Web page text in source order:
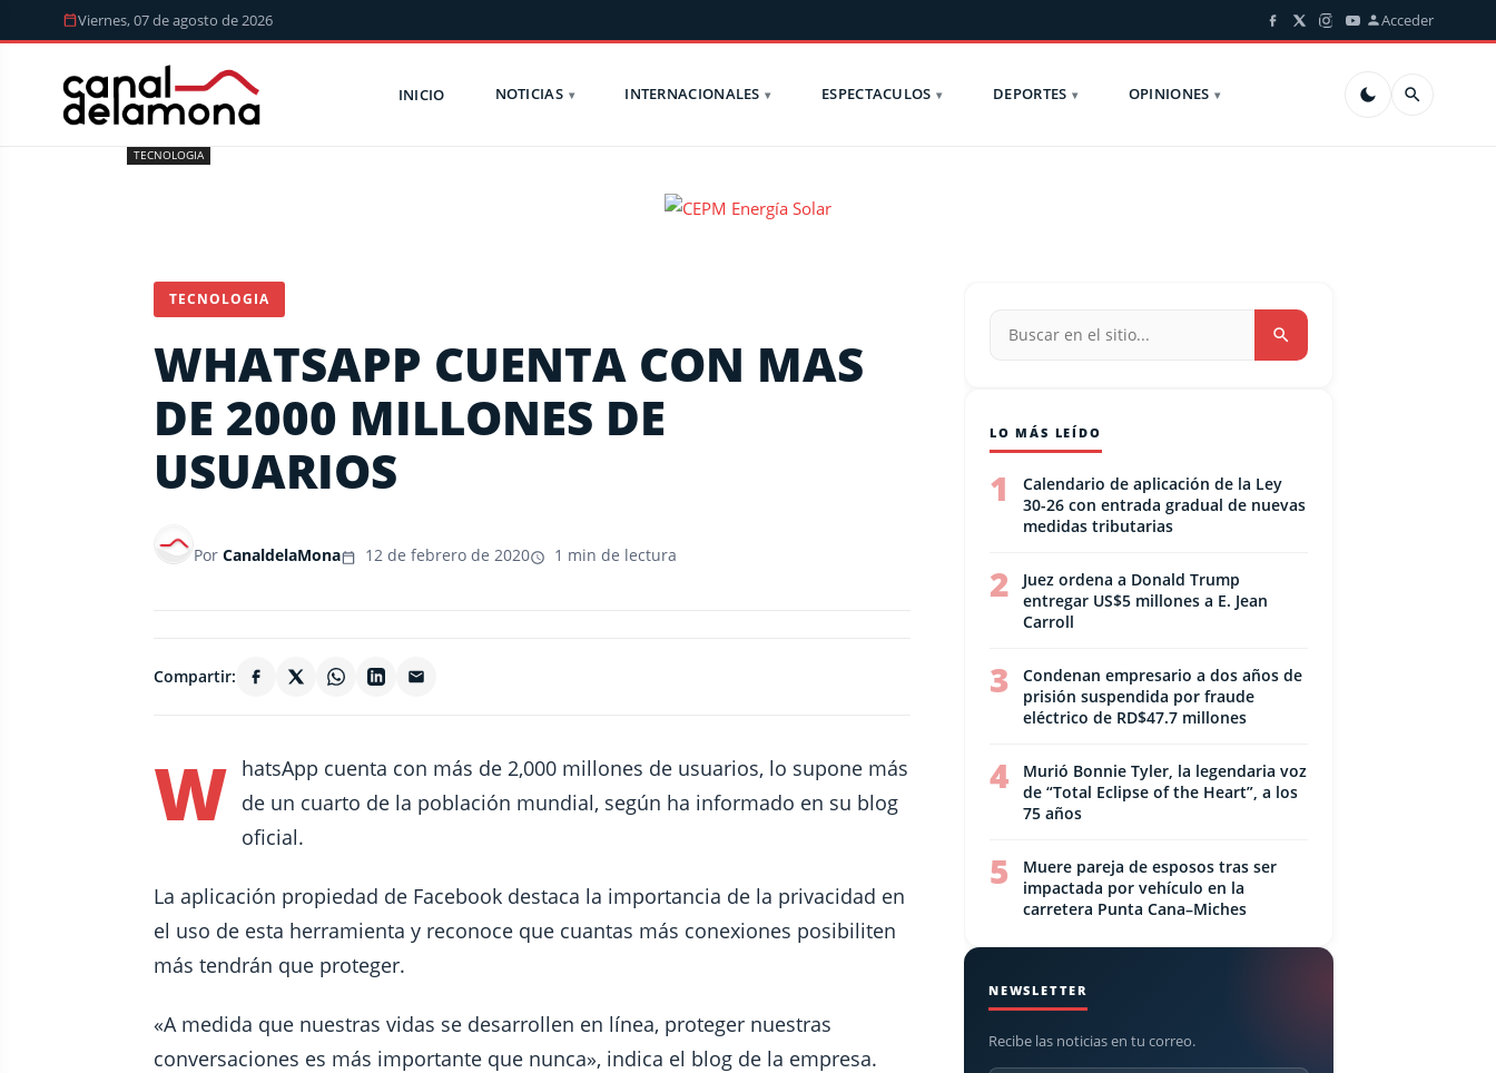
Viernes, 07 de agosto de 2026 Acceder
INICIO NOTICIAS INTERNACIONALES ESPECTACULOS DEPORTES OPINIONES
TECNOLOGIA
TECNOLOGIA
WHATSAPP CUENTA CON MAS
DE 2000 MILLONES DE
USUARIOS
Por CanaldelaMona 12 de febrero de 2020 1 min de lectura
Compartir:
W hatsApp cuenta con más de 2,000 millones de usuarios, lo supone más
de un cuarto de la población mundial, según ha informado en su blog
oficial.
La aplicación propiedad de Facebook destaca la importancia de la privacidad en
el uso de esta herramienta y reconoce que cuantas más conexiones posibiliten
más tendrán que proteger.
«A medida que nuestras vidas se desarrollen en línea, proteger nuestras
conversaciones es más importante que nunca», indica el blog de la empresa.
LO MÁS LEÍDO
1
Calendario de aplicación de la Ley
30-26 con entrada gradual de nuevas
medidas tributarias
2
Juez ordena a Donald Trump
entregar US$5 millones a E. Jean
Carroll
3
Condenan empresario a dos años de
prisión suspendida por fraude
eléctrico de RD$47.7 millones
4
Murió Bonnie Tyler, la legendaria voz
de “Total Eclipse of the Heart”, a los
75 años
5
Muere pareja de esposos tras ser
impactada por vehículo en la
carretera Punta Cana–Miches
NEWSLETTER
Recibe las noticias en tu correo.